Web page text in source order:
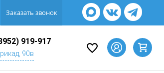
Заказать звонок
919-917
90в